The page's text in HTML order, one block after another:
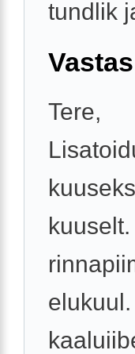
tundlik
Tere,